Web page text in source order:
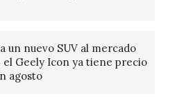
un nuevo SUV al mercado
Geely Icon ya tiene precio
agosto